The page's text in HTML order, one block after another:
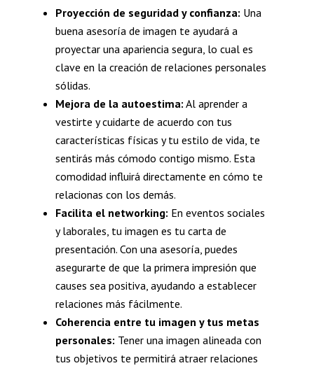
Proyección de seguridad y confianza: Una
buena asesoría de imagen te ayudará a
proyectar una apariencia segura, lo cual es
clave en la creación de relaciones personales
sólidas.
Mejora de la autoestima: Al aprender a
vestirte y cuidarte de acuerdo con tus
características físicas y tu estilo de vida, te
sentirás más cómodo contigo mismo. Esta
comodidad influirá directamente en cómo te
relacionas con los demás.
Facilita el networking: En eventos sociales
y laborales, tu imagen es tu carta de
presentación. Con una asesoría, puedes
asegurarte de que la primera impresión que
causes sea positiva, ayudando a establecer
relaciones más fácilmente.
Coherencia entre tu imagen y tus metas
personales: Tener una imagen alineada con
tus objetivos te permitirá atraer relaciones